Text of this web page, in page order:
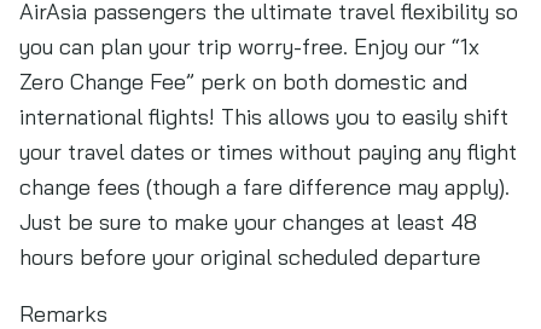
AirAsia passengers the ultimate travel flexibility so
you can plan your trip worry-free. Enjoy our “1x
Zero Change Fee” perk on both domestic and
international flights! This allows you to easily shift
your travel dates or times without paying any flight
change fees (though a fare difference may apply).
Just be sure to make your changes at least 48
hours before your original scheduled departure
Remarks